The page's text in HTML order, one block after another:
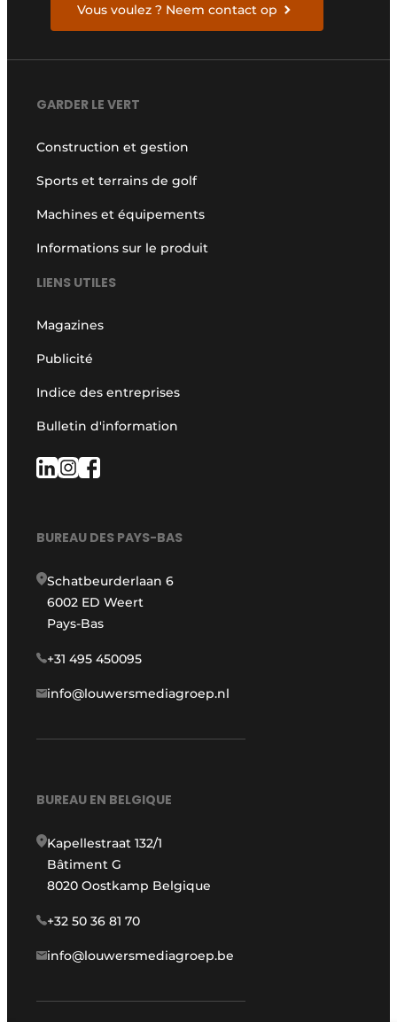
Vous voulez ? Neem contact op
GARDER LE VERT
Construction et gestion
Sports et terrains de golf
Machines et équipements
Informations sur le produit
LIENS UTILES
Magazines
Publicité
Indice des entreprises
Bulletin d'information
BUREAU DES PAYS-BAS
Schatbeurderlaan 6
6002 ED Weert
Pays-Bas
+31 495 450095
info@louwersmediagroep.nl
BUREAU EN BELGIQUE
Kapellestraat 132/1
Bâtiment G
8020 Oostkamp Belgique
+32 50 36 81 70
info@louwersmediagroep.be